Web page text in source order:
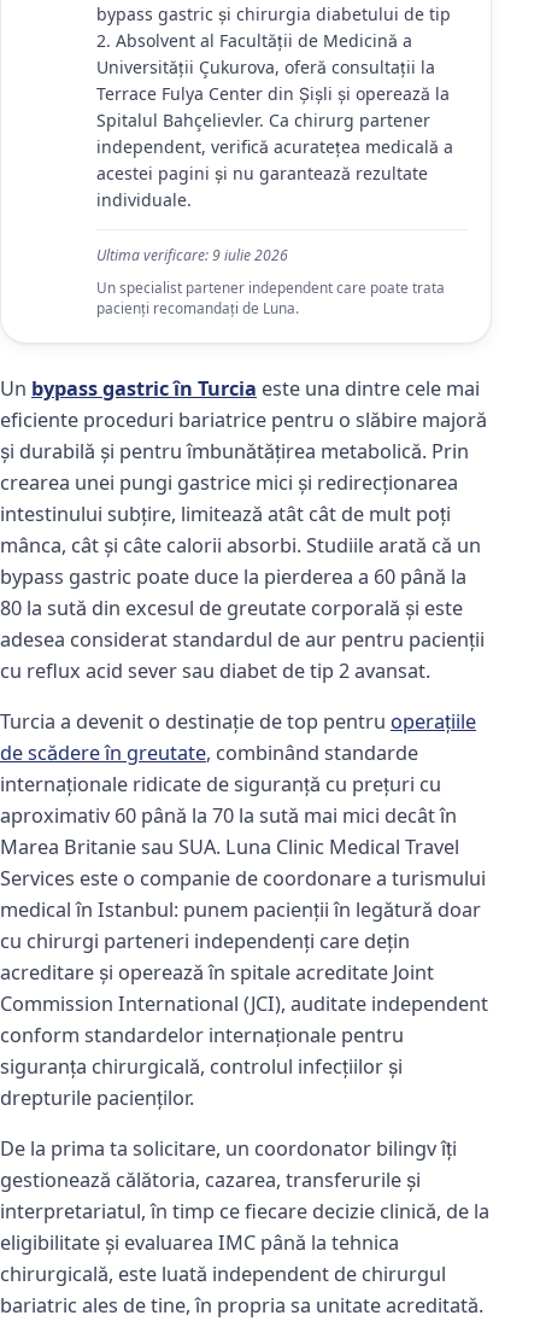
bypass gastric și chirurgia diabetului de tip
2. Absolvent al Facultății de Medicină a
Universității Çukurova, oferă consultații la
Terrace Fulya Center din Şişli și operează la
Spitalul Bahçelievler. Ca chirurg partener
independent, verifică acuratețea medicală a
acestei pagini și nu garantează rezultate
individuale.
Ultima verificare:9 iulie 2026
Un specialist partener independent care poate trata
pacienți recomandați de Luna.
Un bypass gastric în Turcia este una dintre cele mai
eficiente proceduri bariatrice pentru o slăbire majoră
și durabilă și pentru îmbunătățirea metabolică. Prin
crearea unei pungi gastrice mici și redirecționarea
intestinului subțire, limitează atât cât de mult poți
mânca, cât și câte calorii absorbi. Studiile arată că un
bypass gastric poate duce la pierderea a 60 până la
80 la sută din excesul de greutate corporală și este
adesea considerat standardul de aur pentru pacienții
cu reflux acid sever sau diabet de tip 2 avansat.
Turcia a devenit o destinație de top pentru operațiile
de scădere în greutate, combinând standarde
internaționale ridicate de siguranță cu prețuri cu
aproximativ 60 până la 70 la sută mai mici decât în
Marea Britanie sau SUA. Luna Clinic Medical Travel
Services este o companie de coordonare a turismului
medical în Istanbul: punem pacienții în legătură doar
cu chirurgi parteneri independenți care dețin
acreditare și operează în spitale acreditate Joint
Commission International (JCI), auditate independent
conform standardelor internaționale pentru
siguranța chirurgicală, controlul infecțiilor și
drepturile pacienților.
De la prima ta solicitare, un coordonator bilingv îți
gestionează călătoria, cazarea, transferurile și
interpretariatul, în timp ce fiecare decizie clinică, de la
eligibilitate și evaluarea IMC până la tehnica
chirurgicală, este luată independent de chirurgul
bariatric ales de tine, în propria sa unitate acreditată.